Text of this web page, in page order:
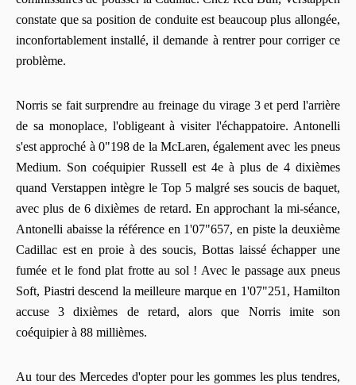
constate que sa position de conduite est beaucoup plus allongée,
inconfortablement installé, il demande à rentrer pour corriger ce
problème.
Norris se fait surprendre au freinage du virage 3 et perd l'arrière
de sa monoplace, l'obligeant à visiter l'échappatoire. Antonelli
s'est approché à 0"198 de la McLaren, également avec les pneus
Medium. Son coéquipier Russell est 4e à plus de 4 dixièmes
quand Verstappen intègre le Top 5 malgré ses soucis de baquet,
avec plus de 6 dixièmes de retard. En approchant la mi-séance,
Antonelli abaisse la référence en 1'07"657, en piste la deuxième
Cadillac est en proie à des soucis, Bottas laissé échapper une
fumée et le fond plat frotte au sol ! Avec le passage aux pneus
Soft, Piastri descend la meilleure marque en 1'07"251, Hamilton
accuse 3 dixièmes de retard, alors que Norris imite son
coéquipier à 88 millièmes.
Au tour des Mercedes d'opter pour les gommes les plus tendres,